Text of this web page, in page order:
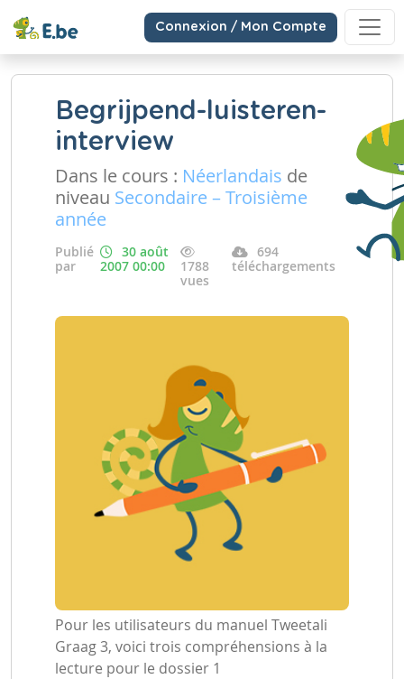
Connexion / Mon Compte
Begrijpend-luisteren-
interview
Dans le cours : Néerlandais de
niveau Secondaire – Troisième
année
Publié
par
30 août
2007 00:00
1788
vues
694
téléchargements
Pour les utilisateurs du manuel Tweetali
Graag 3, voici trois compréhensions à la
lecture pour le dossier 1